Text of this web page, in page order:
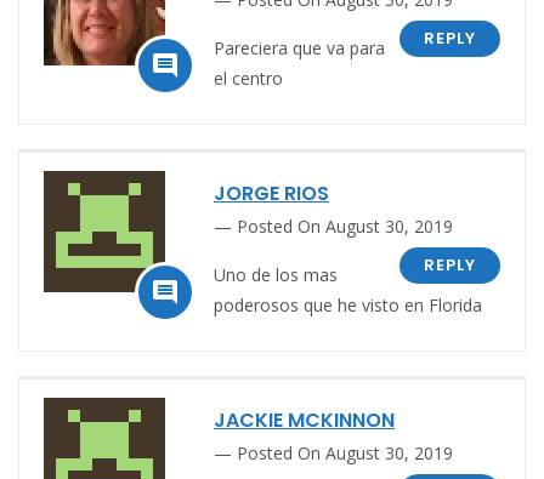

REPLY
Pareciera que va para
el centro

JORGE RIOS
Posted On August 30, 2019
REPLY
Uno de los mas
poderosos que he visto en Florida
JACKIE MCKINNON
Posted On August 30, 2019